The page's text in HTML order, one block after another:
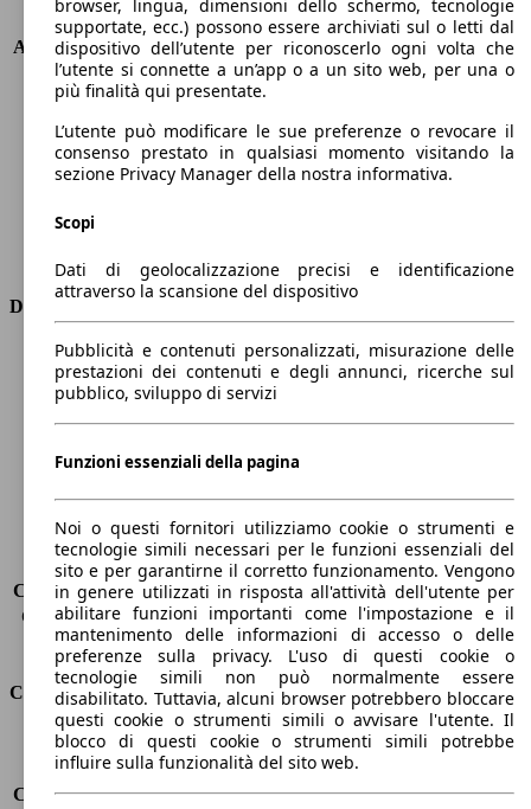
KW (PS)
316 kW (430 PS)
Accelerazione (0-100 km/h)
5.0s
Velocità massima (km/h)
288 km/h
Numero di marce
8
Coppia
580 nm
Cilindrata
2979 ccm
Carburante
Benzina
Trasmissione
Dimensioni
Lunghezza
5260 mm
Altezza
1480 mm
Larghezza
Peso massimo
-
Sedili
5
Carico sul tetto
-
Capacità di traino (senza freni) -
Capacità di traino (con freni)
-
Volume del bagagliaio
530 l
Consumi
Emissioni di CO2*
254 g/km (komb.)
Consumo (urbano)
15.4 l/100km
Consumo (extra-urbano) 8.7 l/100km
browser, lingua, dimensioni dello schermo, tecnologie
supportate, ecc.) possono essere archiviati sul o letti dal
dispositivo dell’utente per riconoscerlo ogni volta che
l’utente si connette a un’app o a un sito web, per una o
più finalità qui presentate.
L’utente può modificare le sue preferenze o revocare il
consenso prestato in qualsiasi momento visitando la
sezione Privacy Manager della nostra informativa.
Scopi
Dati di geolocalizzazione precisi e identificazione
attraverso la scansione del dispositivo
Pubblicità e contenuti personalizzati, misurazione delle
prestazioni dei contenuti e degli annunci, ricerche sul
pubblico, sviluppo di servizi
Funzioni essenziali della pagina
Noi o questi fornitori utilizziamo cookie o strumenti e
tecnologie simili necessari per le funzioni essenziali del
sito e per garantirne il corretto funzionamento. Vengono
in genere utilizzati in risposta all'attività dell'utente per
abilitare funzioni importanti come l'impostazione e il
mantenimento delle informazioni di accesso o delle
preferenze sulla privacy. L'uso di questi cookie o
tecnologie simili non può normalmente essere
disabilitato. Tuttavia, alcuni browser potrebbero bloccare
questi cookie o strumenti simili o avvisare l'utente. Il
blocco di questi cookie o strumenti simili potrebbe
influire sulla funzionalità del sito web.